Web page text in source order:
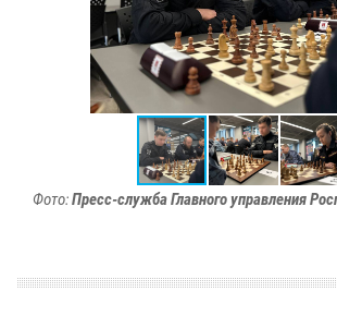
Фото:Пресс-служба Главного управления